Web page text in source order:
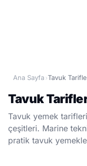
Ana Sayfa ›Tavuk
Tavuk
Tavuk yemek
çeşitleri. Marine
pratik tavuk